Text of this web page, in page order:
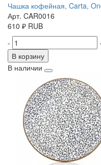
Чашка кофейная, Carta,
Арт. CAR0016
610 ₽ RUB
-
В корзину
В наличии